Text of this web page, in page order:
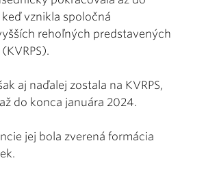
keď vznikla spoločná
rehoľných predstavených
aj naďalej zostala na KVRPS,
do konca januára 2024.
jej bola zverená formácia